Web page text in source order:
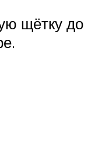
щётку до